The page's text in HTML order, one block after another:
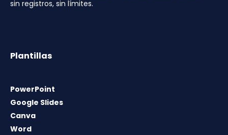
sin registros, sin límites.
Plantillas
PowerPoint
Google Slides
Canva
Word